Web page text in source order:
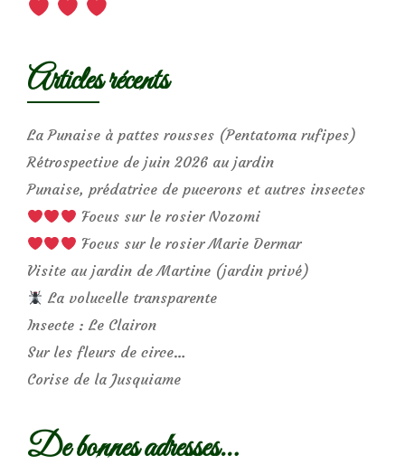
Articles récents
La Punaise à pattes rousses (Pentatoma rufipes)
Rétrospective de juin 2026 au jardin
Punaise, prédatrice de pucerons et autres insectes
Focus sur le rosier Nozomi
Focus sur le rosier Marie Dermar
Visite au jardin de Martine (jardin privé)
La volucelle transparente
Insecte : Le Clairon
Sur les fleurs de circe…
Corise de la Jusquiame
De bonnes adresses…